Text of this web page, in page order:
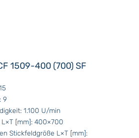
1509-400 (700) SF
9
1.100 U/min
[mm]: 400×700
Stickfeldgröße L×T [mm]: